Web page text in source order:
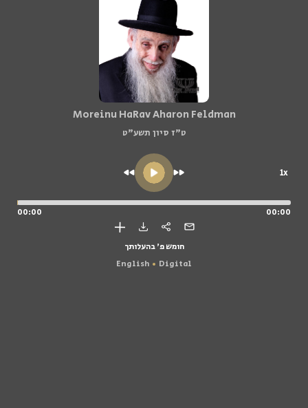
Moreinu HaRav Aharon Feldman
ט"ז סיון תשע"ט
1x
00:00 00:00
חומש פ' בהעלותך
English
Digital